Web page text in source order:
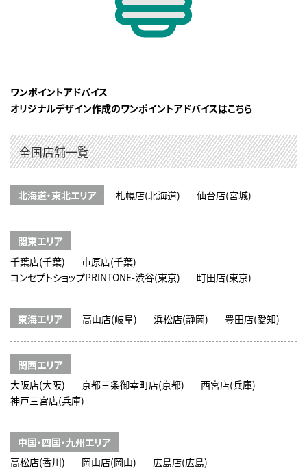
ワンポイントアドバイス
オリジナルデザイン作成のワンポイントアドバイスはこちら
全国店舗一覧
北海道・東北エリア 札幌店(北海道) 仙台店(宮城)
関東エリア
千葉店(千葉)
市原店(千葉)
コンセプトショップPRINTONE-渋谷(東京)
町田店(東京)
東海エリア 高山店(岐阜) 浜松店(静岡) 豊田店(愛知)
関西エリア
大阪店(大阪)
京都三条御幸町店(京都)
西宮店(兵庫)
神戸三宮店(兵庫)
中国・四国・九州エリア
高松店(香川)
岡山店(岡山) 広島店(広島)